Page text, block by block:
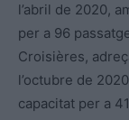
l’abril de 2020,
per a 96
Croisières,
l’octubre de
capacitat per a